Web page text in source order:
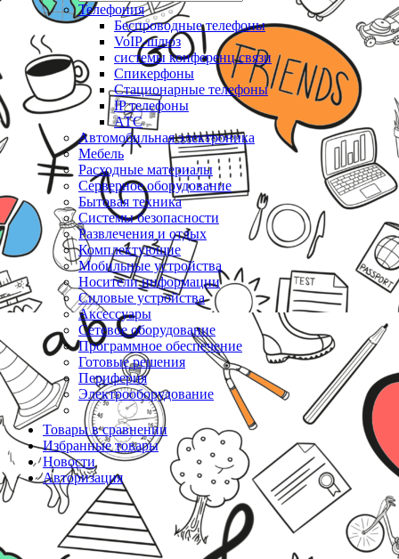
Телефония
Беспроводные телефоны
VoIP-шлюз
системы конференц связи
Спикерфоны
Стационарные телефоны
IP телефоны
АТС
Автомобильная электроника
Мебель
Расходные материалы
Серверное оборудование
Бытовая техника
Системы безопасности
Развлечения и отдых
Комплектующие
Мобильные устройства
Носители информации
Силовые устройства
Аксессуары
Сетевое оборудование
Программное обеспечение
Готовые решения
Периферия
Электрооборудование
Товары в сравнении
Избранные товары
Новости
Авторизация